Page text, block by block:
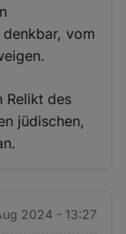
denkbar, vom
Relikt des
jüdischen,
2024 - 13:27